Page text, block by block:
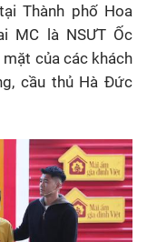
Thành phố Hoa
MC là NSƯT Ốc
của các khách
cầu thủ Hà Đức